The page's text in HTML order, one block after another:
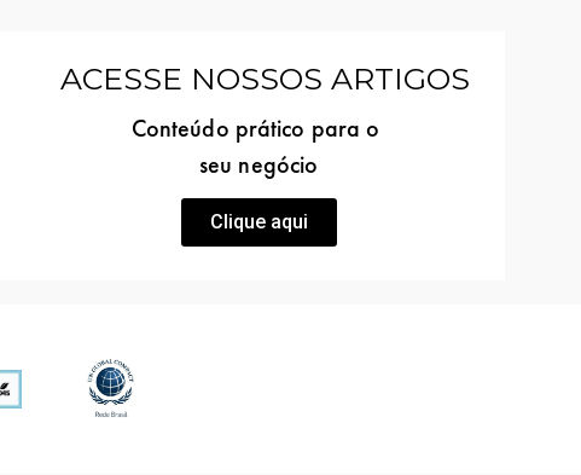
ACESSE NOSSOS ARTIGOS
Conteúdo prático para o
seu negócio
Clique aqui